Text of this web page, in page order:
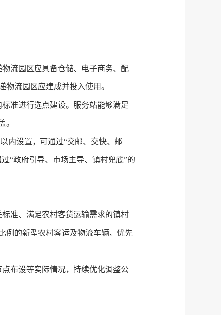
物流园区应具备仓储、电子商务、配
物流园区应建成并投入使用。
准进行选点建设。服务站能够满足
。
内设置， 可通过“交邮、交快、邮
“政府引导、市场主导、镇村兜底”的
准、满足农村客货运输需求的镇村
例的新型农村客运及物流车辆，优先
布设等实际情况，持续优化调整公